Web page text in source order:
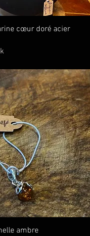
rapide
cœur doré acier
rapide
ambre